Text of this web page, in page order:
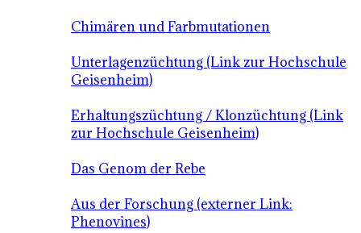
Chimären und Farbmutationen
Unterlagenzüchtung (Link zur Hochschule
Geisenheim)
Erhaltungszüchtung / Klonzüchtung (Link
zur Hochschule Geisenheim)
Das Genom der Rebe
Aus der Forschung (externer Link:
Phenovines)